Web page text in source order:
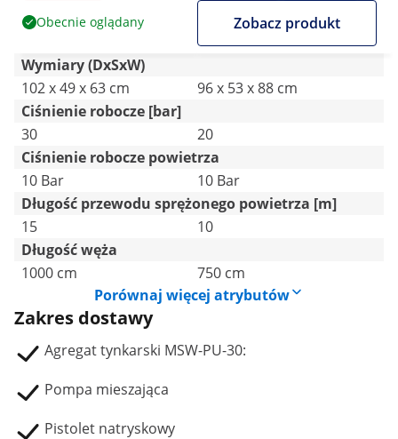
Obecnie oglądany Zobacz produkt
Wymiary (DxSxW)
102 x 49 x 63 cm
96 x 53 x 88 cm
Ciśnienie robocze [bar]
30
20
Ciśnienie robocze powietrza
10 Bar
10 Bar
Długość przewodu sprężonego powietrza [m]
15
10
Długość węża
1000 cm
750 cm
Porównaj więcej atrybutów
Zakres dostawy
Agregat tynkarski MSW-PU-30:
Pompa mieszająca
Pistolet natryskowy